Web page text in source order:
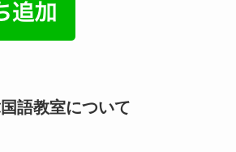
語教室について